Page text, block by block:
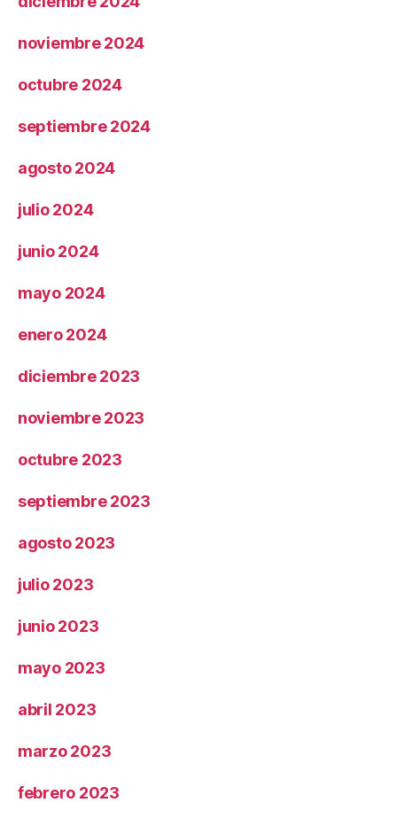
noviembre 2024
octubre 2024
septiembre 2024
agosto 2024
julio 2024
junio 2024
mayo 2024
enero 2024
diciembre 2023
noviembre 2023
octubre 2023
septiembre 2023
agosto 2023
julio 2023
junio 2023
mayo 2023
abril 2023
marzo 2023
febrero 2023